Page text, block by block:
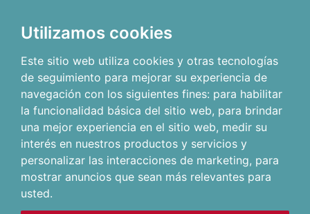
Utilizamos cookies
Este sitio web utiliza cookies y otras tecnologías
de seguimiento para mejorar su experiencia de
navegación con los siguientes fines: para habilitar
la funcionalidad básica del sitio web, para brindar
una mejor experiencia en el sitio web, medir su
interés en nuestros productos y servicios y
personalizar las interacciones de marketing, para
mostrar anuncios que sean más relevantes para
usted.